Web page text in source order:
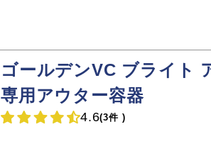
ゴールデンVC ブライト
専用アウター容器
4.6(3件 )